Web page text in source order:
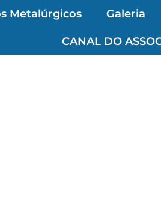
Metalúrgicos Galeria
CANAL DO